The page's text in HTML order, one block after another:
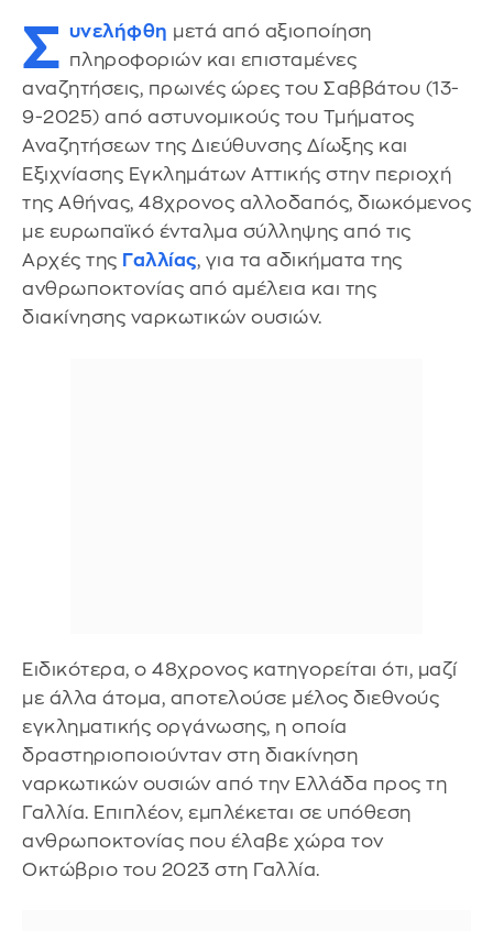
Σ υνελήφθη μετά από αξιοποίηση
πληροφοριών και επισταμένες
αναζητήσεις, πρωινές ώρες του Σαββάτου (13-
9-2025) από αστυνομικούς του Τμήματος
Αναζητήσεων της Διεύθυνσης Δίωξης και
Εξιχνίασης Εγκλημάτων Αττικής στην περιοχή
της Αθήνας, 48χρονος αλλοδαπός, διωκόμενος
με ευρωπαϊκό ένταλμα σύλληψης από τις
Αρχές της Γαλλίας, για τα αδικήματα της
ανθρωποκτονίας από αμέλεια και της
διακίνησης ναρκωτικών ουσιών.
Ειδικότερα, ο 48χρονος κατηγορείται ότι, μαζί
με άλλα άτομα, αποτελούσε μέλος διεθνούς
εγκληματικής οργάνωσης, η οποία
δραστηριοποιούνταν στη διακίνηση
ναρκωτικών ουσιών από την Ελλάδα προς τη
Γαλλία. Επιπλέον, εμπλέκεται σε υπόθεση
ανθρωποκτονίας που έλαβε χώρα τον
Οκτώβριο του 2023 στη Γαλλία.